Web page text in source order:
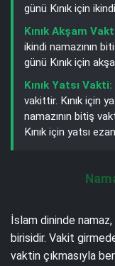
günü Kınık için
Kınık Akşam
ikindi namazının
günü Kınık için
Kınık Yatsı Vakti:
vakittir. Kınık için
namazının bitiş
Kınık için yatsı
İslam dininde
birisidir. Vakit
vaktin çıkmasıyla